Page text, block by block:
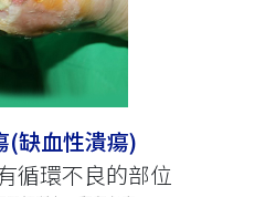
(缺血性潰瘍)
循環不良的部位